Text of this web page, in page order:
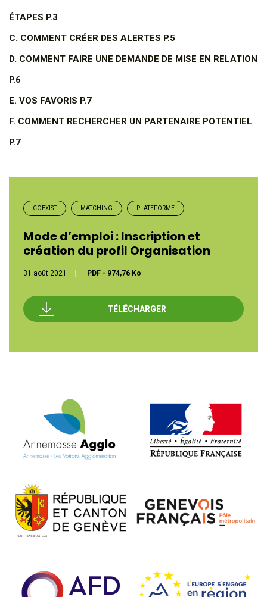
ÉTAPES P.3
C. COMMENT CRÉER DES ALERTES P.5
D. COMMENT FAIRE UNE DEMANDE DE MISE EN RELATION
P.6
E. VOS FAVORIS P.7
F. COMMENT RECHERCHER UN PARTENAIRE POTENTIEL
P.7
COEXIST MATCHING PLATEFORME
Mode d’emploi : Inscription et
création du profil Organisation
31 août 2021 PDF - 974,76 Ko
TÉLÉCHARGER